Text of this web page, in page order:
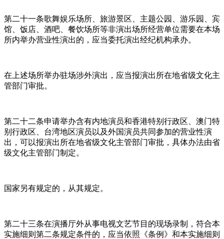
第二十一条歌舞娱乐场所、旅游景区、主题公园、游乐园、宾
馆、饭店、酒吧、餐饮场所等非演出场所经营单位需要在本场
所内举办营业性演出的，应当委托演出经纪机构承办。
在上述场所举办驻场涉外演出，应当报演出所在地省级文化主
管部门审批。
第二十二条申请举办含有内地演员和香港特别行政区、澳门特
别行政区、台湾地区演员以及外国演员共同参加的营业性演
出，可以报演出所在地省级文化主管部门审批，具体办法由省
级文化主管部门制定。
国家另有规定的，从其规定。
第二十三条在演播厅外从事电视文艺节目的现场录制，符合本
实施细则第二条规定条件的，应当依照《条例》和本实施细则